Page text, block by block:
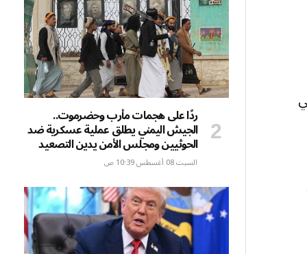
ردًا على هجمات مأرب وحضرموت..
الجيش اليمني يطلق عملية عسكرية ضد
الحوثيين ومجلس الأمن يدين التصعيد
السبت 08 أغسطس 10:39 ص